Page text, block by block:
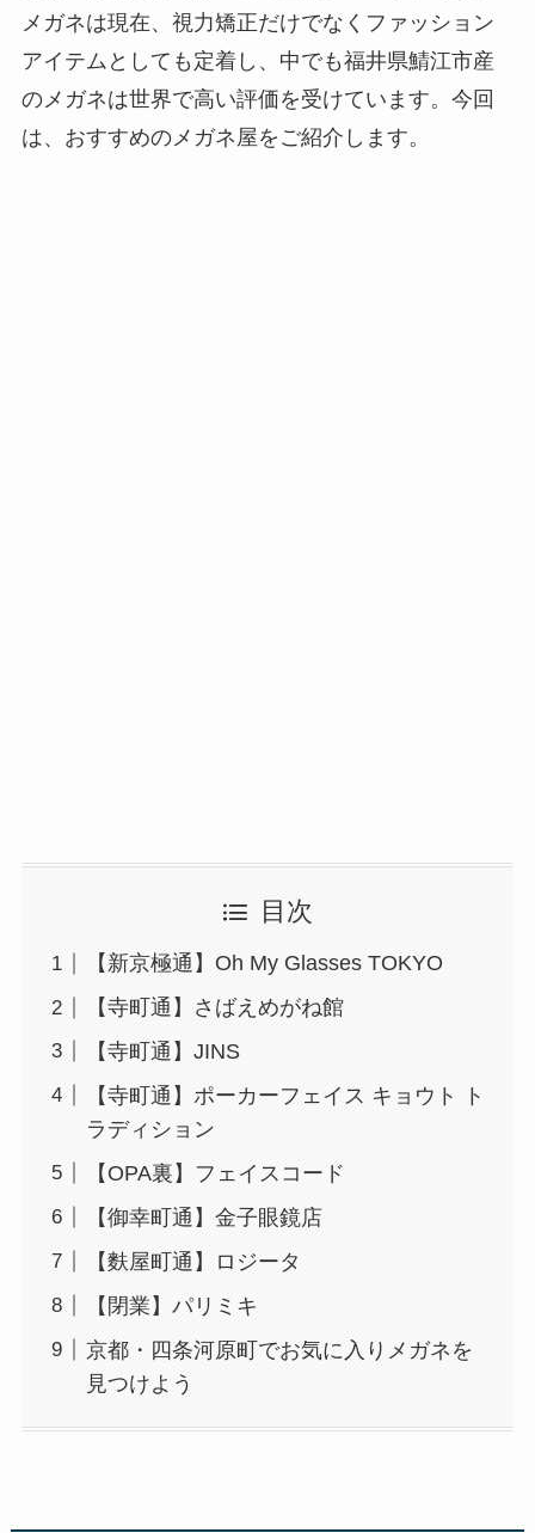
メガネは現在、視力矯正だけでなくファッション
アイテムとしても定着し、中でも福井県鯖江市産
のメガネは世界で高い評価を受けています。今回
は、おすすめのメガネ屋をご紹介します。
目次
【新京極通】Oh My Glasses TOKYO
【寺町通】さばえめがね館
【寺町通】JINS
【寺町通】ポーカーフェイス キョウト ト
ラディション
【OPA裏】フェイスコード
【御幸町通】金子眼鏡店
【麩屋町通】ロジータ
【閉業】パリミキ
京都・四条河原町でお気に入りメガネを
見つけよう